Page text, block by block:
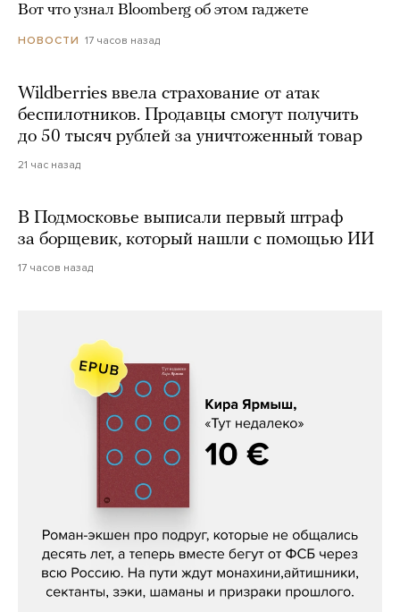
Вот что узнал Bloomberg об этом гаджете
НОВОСТИ 17 часов назад
Wildberries ввела страхование от атак
беспилотников. Продавцы смогут получить
до 50 тысяч рублей за уничтоженный товар
21 час назад
В Подмосковье выписали первый штраф
за борщевик, который нашли с помощью ИИ
17 часов назад
Кира Ярмыш, «Тут недалеко»